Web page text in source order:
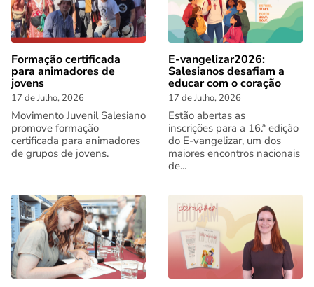
Formação certificada
para animadores de
jovens
17 de Julho, 2026
Movimento Juvenil Salesiano
promove formação
certificada para animadores
de grupos de jovens.
E-vangelizar2026:
Salesianos desafiam a
educar com o coração
17 de Julho, 2026
Estão abertas as
inscrições para a 16.ª edição
do E-vangelizar, um dos
maiores encontros nacionais
de...